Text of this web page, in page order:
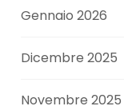
Gennaio 2026
Dicembre 2025
Novembre 2025